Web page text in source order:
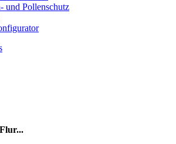
und Pollenschutz